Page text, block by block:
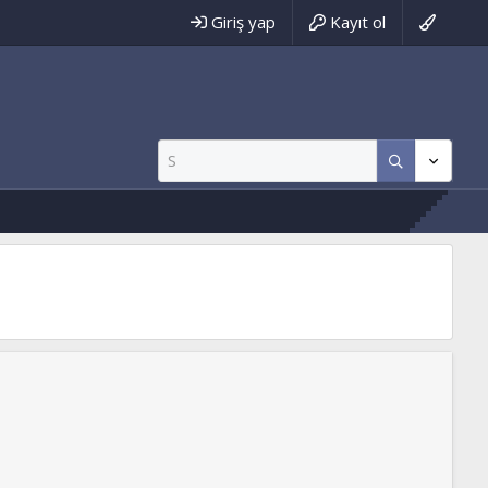
Giriş yap Kayıt ol